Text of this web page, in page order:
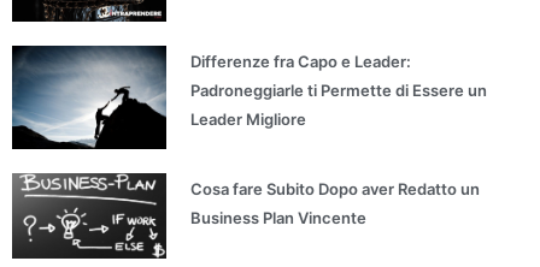
Differenze fra Capo e Leader:
Padroneggiarle ti Permette di Essere un
Leader Migliore
Cosa fare Subito Dopo aver Redatto un
Business Plan Vincente